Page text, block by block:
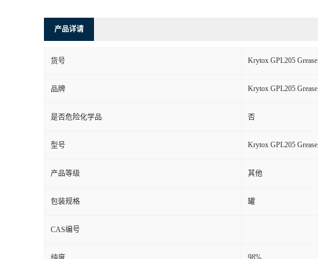
产品详请
货号 Krytox GPL205 Grease
品牌 Krytox GPL205 Grease
是否危险化学品 否
型号 Krytox GPL205 Grease
产品等级 其他
包装规格 罐
CAS编号
98%